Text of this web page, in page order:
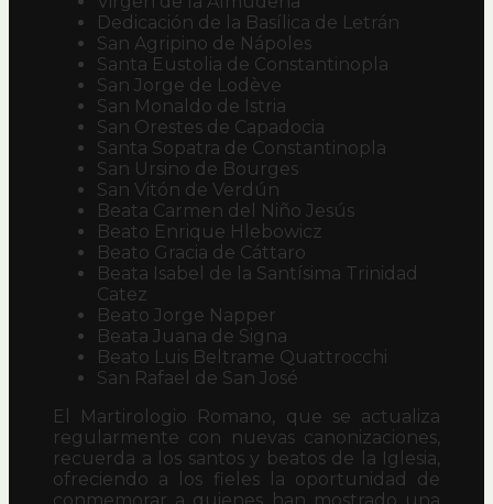
Dedicación de la Basílica de Letrán
San Agripino de Nápoles
Santa Eustolia de Constantinopla
San Jorge de Lodève
San Monaldo de Istria
San Orestes de Capadocia
Santa Sopatra de Constantinopla
San Ursino de Bourges
San Vitón de Verdún
Beata Carmen del Niño Jesús
Beato Enrique Hlebowicz
Beato Gracia de Cáttaro
Beata Isabel de la Santísima Trinidad
Catez
Beato Jorge Napper
Beata Juana de Signa
Beato Luis Beltrame Quattrocchi
San Rafael de San José
El Martirologio Romano, que se actualiza
regularmente con nuevas canonizaciones,
recuerda a los santos y beatos de la Iglesia,
ofreciendo a los fieles la oportunidad de